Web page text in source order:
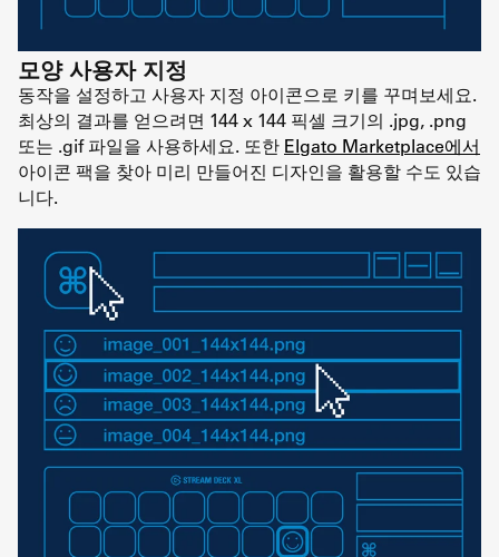
모양 사용자 지정
동작을 설정하고 사용자 지정 아이콘으로 키를 꾸며보세요.
최상의 결과를 얻으려면 144 x 144 픽셀 크기의 .jpg, .png
또는 .gif 파일을 사용하세요. 또한 Elgato Marketplace에서
아이콘 팩을 찾아 미리 만들어진 디자인을 활용할 수도 있습
니다.